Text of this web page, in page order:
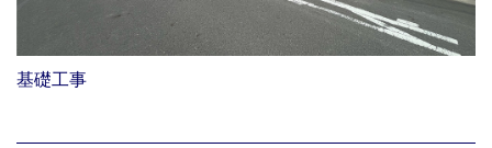
基礎工事